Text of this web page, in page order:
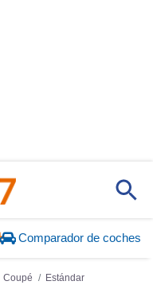
Comparador de coches
Coupé
Estándar